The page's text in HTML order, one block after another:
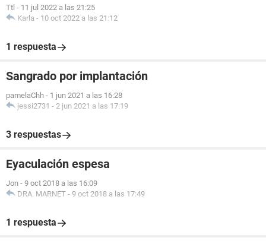
Ttl - 11 jul 2022 a las 21:25
Karla - 10 oct 2022 a las 21:12
1 respuesta
Sangrado por implantación
pamelaChh - 1 jun 2021 a las 16:28
jessi2731 - 2 jun 2021 a las 17:19
3 respuestas
Eyaculación espesa
Jon - 9 oct 2018 a las 16:09
DRA. MARNET - 9 oct 2018 a las 17:49
1 respuesta